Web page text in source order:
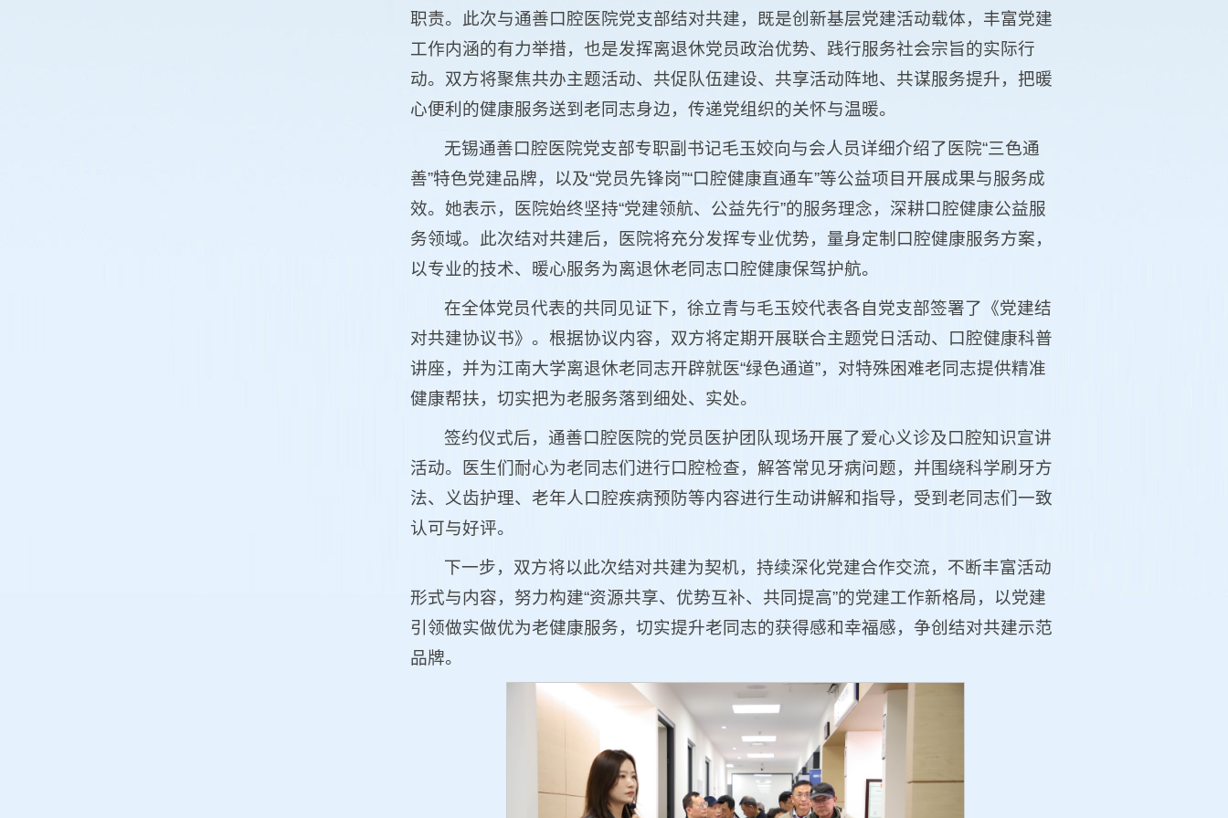
职责。此次与通善口腔医院党支部结对共建，既是创新基层党建活动载体，丰富党建
工作内涵的有力举措，也是发挥离退休党员政治优势、践行服务社会宗旨的实际行
动。双方将聚焦共办主题活动、共促队伍建设、共享活动阵地、共谋服务提升，把暖
心便利的健康服务送到老同志身边，传递党组织的关怀与温暖。
无锡通善口腔医院党支部专职副书记毛玉姣向与会人员详细介绍了医院“三色通
善”特色党建品牌，以及“党员先锋岗”“口腔健康直通车”等公益项目开展成果与服务成
效。她表示，医院始终坚持“党建领航、公益先行”的服务理念，深耕口腔健康公益服
务领域。此次结对共建后，医院将充分发挥专业优势，量身定制口腔健康服务方案，
以专业的技术、暖心服务为离退休老同志口腔健康保驾护航。
在全体党员代表的共同见证下，徐立青与毛玉姣代表各自党支部签署了《党建结
对共建协议书》。根据协议内容，双方将定期开展联合主题党日活动、口腔健康科普
讲座，并为江南大学离退休老同志开辟就医“绿色通道”，对特殊困难老同志提供精准
健康帮扶，切实把为老服务落到细处、实处。
签约仪式后，通善口腔医院的党员医护团队现场开展了爱心义诊及口腔知识宣讲
活动。医生们耐心为老同志们进行口腔检查，解答常见牙病问题，并围绕科学刷牙方
法、义齿护理、老年人口腔疾病预防等内容进行生动讲解和指导，受到老同志们一致
认可与好评。
下一步，双方将以此次结对共建为契机，持续深化党建合作交流，不断丰富活动
形式与内容，努力构建“资源共享、优势互补、共同提高”的党建工作新格局，以党建
引领做实做优为老健康服务，切实提升老同志的获得感和幸福感，争创结对共建示范
品牌。